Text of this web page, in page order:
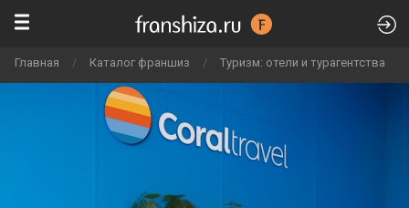
Главная / Каталог франшиз / Туризм: отели и турагентства